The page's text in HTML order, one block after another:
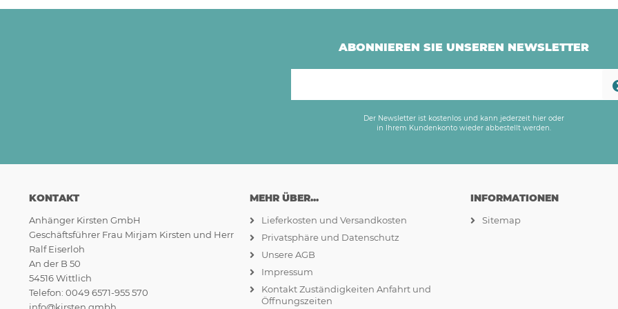
ABONNIEREN SIE UNSEREN NEWSLETTER
Der Newsletter ist kostenlos und kann jederzeit hier oder
in Ihrem Kundenkonto wieder abbestellt werden.
KONTAKT
Anhänger Kirsten GmbH
Geschäftsführer Frau Mirjam Kirsten und Herr
Ralf Eiserloh
An der B 50
54516 Wittlich
Telefon: 0049 6571-955 570
MEHR ÜBER...
Lieferkosten und Versandkosten
Privatsphäre und Datenschutz
Unsere AGB
Impressum
Kontakt Zuständigkeiten Anfahrt und
Öffnungszeiten
INFORMATIONEN
Sitemap